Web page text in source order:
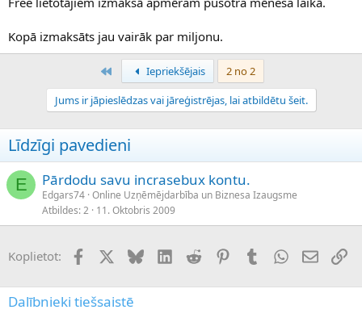
Kopā izmaksāts jau vairāk par miljonu.
PirmaisIepriekšējais
2 no 2
Jums ir jāpieslēdzas vai jāreģistrējas, lai atbildētu šeit.
Līdzīgi pavedieni
E Pārdodu savu incrasebux kontu.
Edgars74 Online Uzņēmējdarbība un Biznesa Izaugsme
Atbildes 2 11. Oktobris 2009
Koplietot: FacebookX (Twitter)
BlueskyLinkedInReddit PinterestTumblrWhatsApp
E-pasts
Dalībnieki tiešsaistē